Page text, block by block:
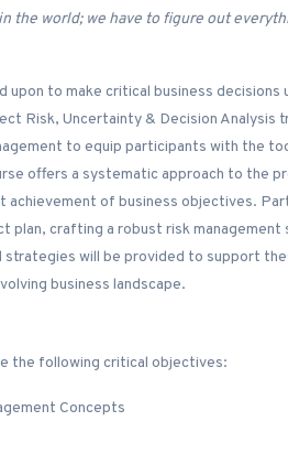
the world; we have to figure out
to make critical business decisions
Risk, Uncertainty & Decision Analysis
to equip participants with the
offers a systematic approach to the
of business objectives.
crafting a robust risk management
will be provided to support
business landscape.
the following critical objectives:
Concepts